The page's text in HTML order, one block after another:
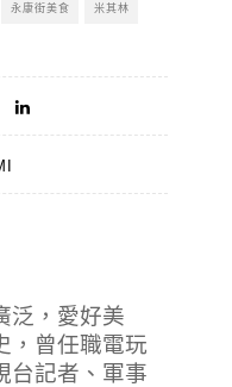
永康街美食 米其林
泛，愛好美
，曾任職電玩
台記者、軍事